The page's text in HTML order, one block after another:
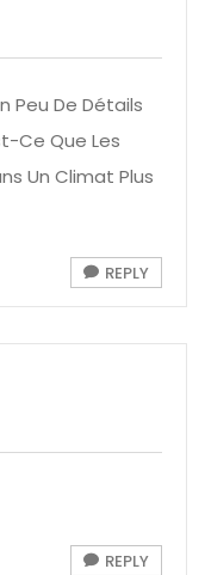
Peu De Détails
Ce Que Les
Un Climat Plus
REPLY
REPLY